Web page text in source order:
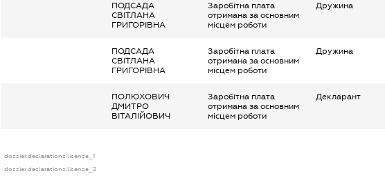
ПОДСАДА
СВІТЛАНА
ГРИГОРІВНА
Заробітна плата
отримана за основним
місцем роботи
Дружина
ПОДСАДА
СВІТЛАНА
ГРИГОРІВНА
Заробітна плата
отримана за основним
місцем роботи
Дружина
ПОЛЮХОВИЧ
ДМИТРО
ВІТАЛІЙОВИЧ
Заробітна плата
отримана за основним
місцем роботи
Декларант
dossier.declarations.license_1
dossier.declarations.license_2